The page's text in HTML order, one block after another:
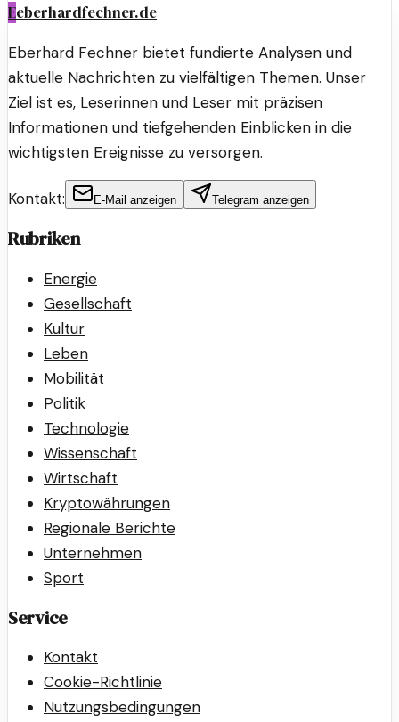
Eeberhardfechner.de
Eberhard Fechner bietet fundierte Analysen und
aktuelle Nachrichten zu vielfältigen Themen. Unser
Ziel ist es, Leserinnen und Leser mit präzisen
Informationen und tiefgehenden Einblicken in die
wichtigsten Ereignisse zu versorgen.
Kontakt: E-Mail anzeigen Telegram anzeigen
Rubriken
Energie
Gesellschaft
Kultur
Leben
Mobilität
Politik
Technologie
Wissenschaft
Wirtschaft
Kryptowährungen
Regionale Berichte
Unternehmen
Sport
Service
Kontakt
Cookie-Richtlinie
Nutzungsbedingungen